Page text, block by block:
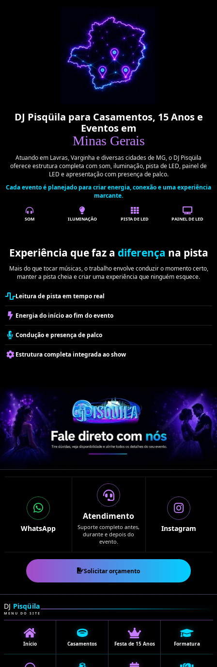
DJ Pisqüila para Casamentos, 15 Anos e
Eventos em
Minas Gerais
Atuando em Lavras, Varginha e diversas cidades de MG, o DJ Pisqüila
oferece estrutura completa com som, iluminação, pista de LED, painel de
LED e apresentação com presença de palco.
Cada evento é planejado para criar energia, conexão e uma experiência
marcante.
SOM ILUMINAÇÃO PISTA DE LED PAINEL DE LED
Experiência que faz a diferença na pista
Mais do que tocar músicas, o trabalho envolve conduzir o momento certo,
manter a pista cheia e criar uma experiência que ninguém esquece.
Leitura de pista em tempo real
Energia do início ao fim do evento
Condução e presença de palco
Estrutura completa integrada ao show
WhatsApp
Atendimento
Suporte completo antes,
durante e depois do
evento.
Instagram
Solicitar orçamento
DJ Pisqüila
MENU DO SITE
Início Casamentos Festa de 15 Anos Formatura